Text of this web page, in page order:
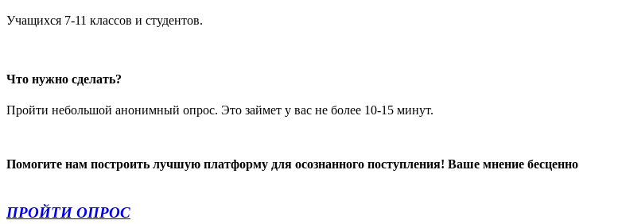
Учащихся 7-11 классов и студентов.
Что нужно сделать?
Пройти небольшой анонимный опрос. Это займет у вас не более 10-15 минут.
Помогите нам построить лучшую платформу для осознанного поступления! Ваше мнение бесценно
ПРОЙТИ ОПРОС